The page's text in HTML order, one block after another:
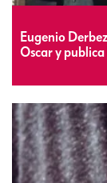
Eugenio
Oscar y